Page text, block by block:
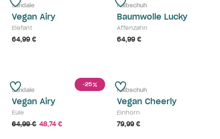
Sandale
Vegan Airy
Elefant
64,99 €
Halbschuh
Baumwolle Lucky
Affenzahn
64,99 €
-25%
Sandale
Vegan Airy
Eule
64,99 € 48,74 €
Halbschuh
Vegan Cheerly
Einhorn
79,99 €